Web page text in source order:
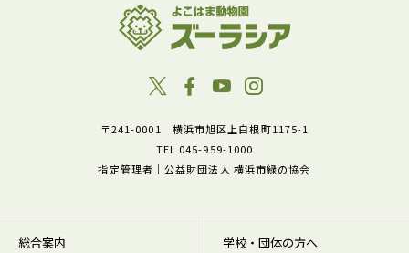
〒241-0001 横浜市旭区上白根町1175-1
TEL 045-959-1000
指定管理者｜公益財団法人 横浜市緑の協会
総合案内
学校・団体の方へ